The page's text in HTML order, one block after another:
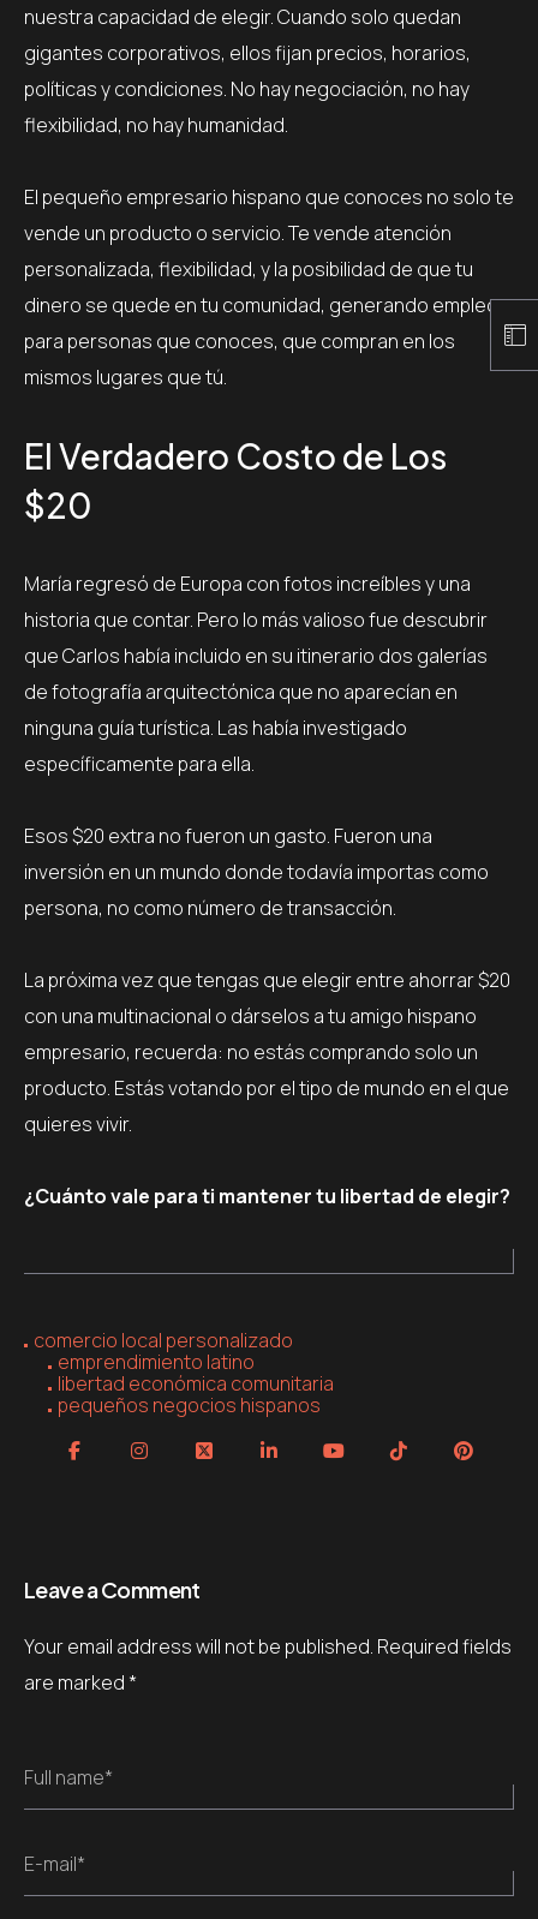
nuestra capacidad de elegir. Cuando solo quedan
gigantes corporativos, ellos fijan precios, horarios,
políticas y condiciones. No hay negociación, no hay
flexibilidad, no hay humanidad.
El pequeño empresario hispano que conoces no solo te
vende un producto o servicio. Te vende atención
personalizada, flexibilidad, y la posibilidad de que tu
dinero se quede en tu comunidad, generando empleos
para personas que conoces, que compran en los
mismos lugares que tú.
El Verdadero Costo de Los
$20
María regresó de Europa con fotos increíbles y una
historia que contar. Pero lo más valioso fue descubrir
que Carlos había incluido en su itinerario dos galerías
de fotografía arquitectónica que no aparecían en
ninguna guía turística. Las había investigado
específicamente para ella.
Esos $20 extra no fueron un gasto. Fueron una
inversión en un mundo donde todavía importas como
persona, no como número de transacción.
La próxima vez que tengas que elegir entre ahorrar $20
con una multinacional o dárselos a tu amigo hispano
empresario, recuerda: no estás comprando solo un
producto. Estás votando por el tipo de mundo en el que
quieres vivir.
¿Cuánto vale para ti mantener tu libertad de elegir?
comercio local personalizado
emprendimiento latino
libertad económica comunitaria
pequeños negocios hispanos
Leave a Comment
Your email address will not be published. Required fields
are marked *
Full name*
E-mail*